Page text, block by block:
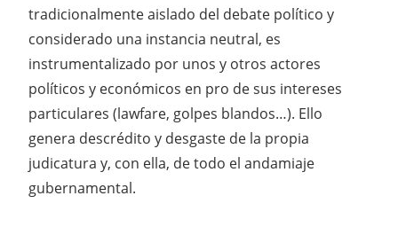
tradicionalmente aislado del debate político y
considerado una instancia neutral, es
instrumentalizado por unos y otros actores
políticos y económicos en pro de sus intereses
particulares (lawfare, golpes blandos…). Ello
genera descrédito y desgaste de la propia
judicatura y, con ella, de todo el andamiaje
gubernamental.